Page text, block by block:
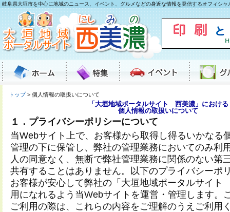
岐阜県大垣市を中心に地域のニュース、イベント、グルメなどの身近な情報を発信するオフィシャ
トップ> 個人情報の取扱いについて
「大垣地域ポータルサイト 西美濃」における
個人情報の取扱いについて
１．プライバシーポリシーについて
当Webサイト上で、お客様から取得し得るいかなる
管理の下に保管し、弊社の管理業務においてのみ利
人の同意なく、無断で弊社管理業務に関係のない第
共有することはありません。以下のプライバシーポ
お客様が安心して弊社の「大垣地域ポータルサイ
用になれるよう当Webサイトを運営・管理します。
ご利用の際は、これらの内容をご理解のうえご利用